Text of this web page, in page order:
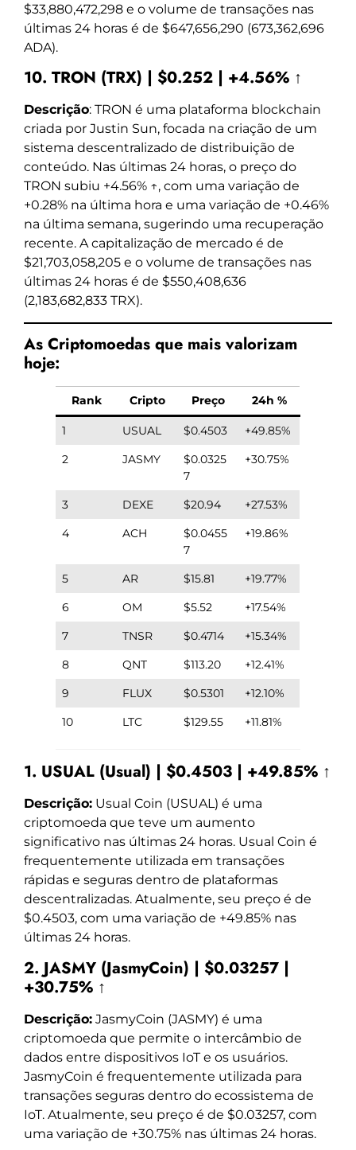
$33,880,472,298 e o volume de transações nas
últimas 24 horas é de $647,656,290 (673,362,696
ADA).
10. TRON (TRX) | $0.252 | +4.56% ↑
Descrição: TRON é uma plataforma blockchain
criada por Justin Sun, focada na criação de um
sistema descentralizado de distribuição de
conteúdo. Nas últimas 24 horas, o preço do
TRON subiu +4.56% ↑, com uma variação de
+0.28% na última hora e uma variação de +0.46%
na última semana, sugerindo uma recuperação
recente. A capitalização de mercado é de
$21,703,058,205 e o volume de transações nas
últimas 24 horas é de $550,408,636
(2,183,682,833 TRX).
As Criptomoedas que mais valorizam
hoje:
Rank Cripto Preço 24h %
1 USUAL $0.4503
+49.85%
2
JASMY
$0.0325
7
+30.75%
3 DEXE $20.94
+27.53%
4
ACH
$0.0455
7
+19.86%
5 AR $15.81
+19.77%
6
OM $5.52
+17.54%
7
TNSR $0.4714
+15.34%
8
QNT $113.20
+12.41%
9
FLUX $0.5301
+12.10%
10
LTC $129.55 +11.81%
1. USUAL (Usual) | $0.4503 | +49.85% ↑
Descrição: Usual Coin (USUAL) é uma
criptomoeda que teve um aumento
significativo nas últimas 24 horas. Usual Coin é
frequentemente utilizada em transações
rápidas e seguras dentro de plataformas
descentralizadas. Atualmente, seu preço é de
$0.4503, com uma variação de +49.85% nas
últimas 24 horas.
2. JASMY (JasmyCoin) | $0.03257 |
+30.75% ↑
Descrição: JasmyCoin (JASMY) é uma
criptomoeda que permite o intercâmbio de
dados entre dispositivos IoT e os usuários.
JasmyCoin é frequentemente utilizada para
transações seguras dentro do ecossistema de
IoT. Atualmente, seu preço é de $0.03257, com
uma variação de +30.75% nas últimas 24 horas.